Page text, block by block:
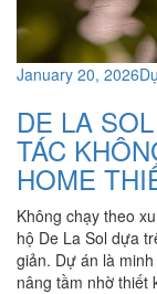
January 20, 2026
DE LA
TÁC
HOME
Không chạy theo
hộ De La Sol dựa
giản. Dự án là
nâng tầm nhờ thiết